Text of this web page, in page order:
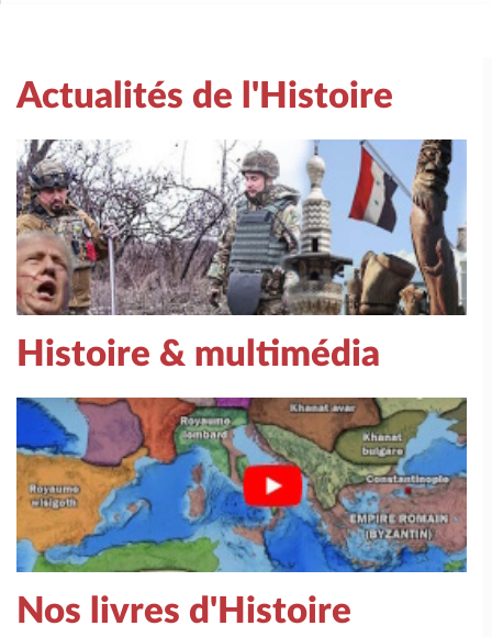
Actualités de l'Histoire
Histoire & multimédia
Nos livres d'Histoire